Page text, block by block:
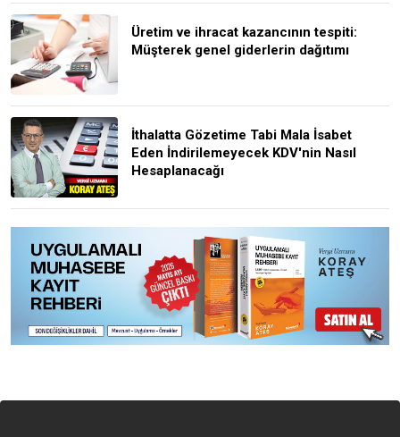
Üretim ve ihracat kazancının tespiti:
Müşterek genel giderlerin dağıtımı
İthalatta Gözetime Tabi Mala İsabet
Eden İndirilemeyecek KDV'nin Nasıl
Hesaplanacağı